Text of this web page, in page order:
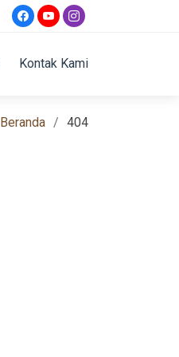
Kontak Kami
Beranda 404